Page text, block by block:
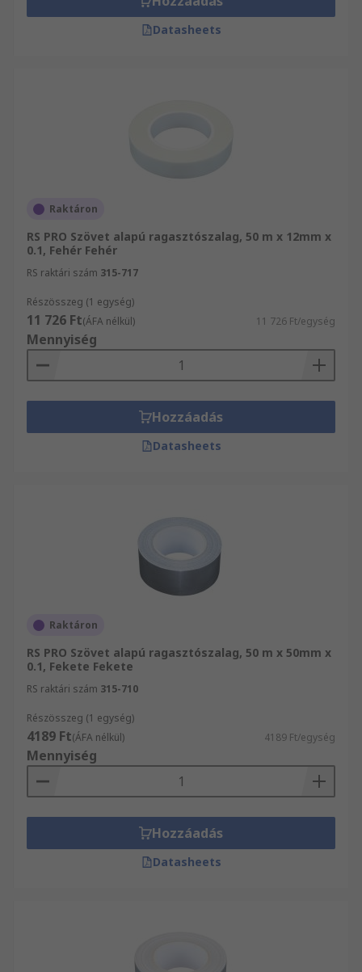
Datasheets
Raktáron
RS PRO Szövet alapú ragasztószalag, 50 m x 12mm x
0.1, Fehér Fehér
RS raktári szám 315-717
Részösszeg (1 egység)
11 726 Ft(ÁFA nélkül) 11 726 Ft/egység
Mennyiség
Hozzáadás
Datasheets
Raktáron
RS PRO Szövet alapú ragasztószalag, 50 m x 50mm x
0.1, Fekete Fekete
RS raktári szám 315-710
Részösszeg (1 egység)
4189 Ft(ÁFA nélkül) 4189 Ft/egység
Mennyiség
Hozzáadás
Datasheets